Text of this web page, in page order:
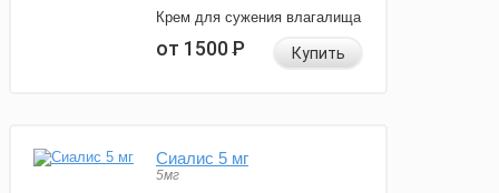
Крем для сужения влагалища
от 1500Р Купить
Сиалис 5 мг
5мг